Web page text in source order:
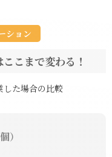
ション
こまで変わる！
した場合の比較
）